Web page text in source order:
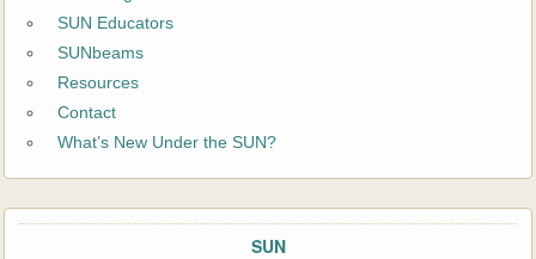
SUN Educators
SUNbeams
Resources
Contact
What’s New Under the SUN?
SUN